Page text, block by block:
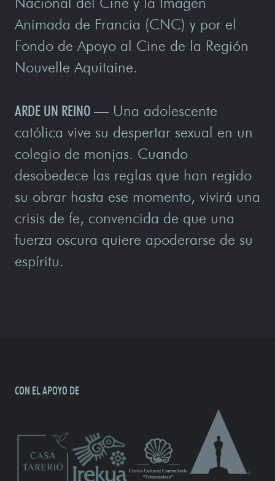
Animada de Francia (CNC) y por el
Fondo de Apoyo al Cine de la Región
Nouvelle Aquitaine.
ARDE UN REINO — Una adolescente
católica vive su despertar sexual en un
colegio de monjas. Cuando
desobedece las reglas que han regido
su obrar hasta ese momento, vivirá una
crisis de fe, convencida de que una
fuerza oscura quiere apoderarse de su
espíritu.
CON EL APOYO DE